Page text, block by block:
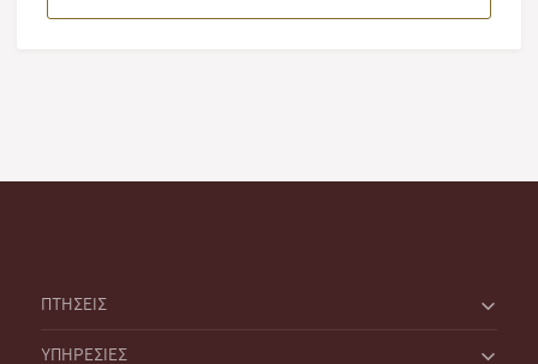
ΠΤΗΣΕΙΣ
ΥΠΗΡΕΣΙΕΣ